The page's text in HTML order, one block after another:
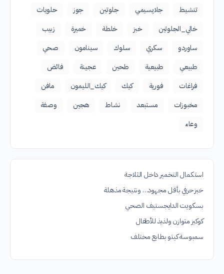
تنشيط
جلايسيمي جلوتين جوز
حلويات
خالي_الجلوتين
خبز خلطة خميرة
زبيب
ساوردو
سكري سلوك سينامون
صحي
طبيعي
طبيعية طحين عجينة
فائض
فراغات
فورية كيك كيك_الليمون
مافن
مخبوزات
مستبعد نشاط هجين
وصفة
وعاء
استكمال التخمير داخل الثلاجة
خبز حرفي بأقل مجهود… ونتيجة مذهلة
بسكويت الدايجستيف الصحي
كوكيز متوازن ولذيذ للأطفال
سمبوسة كيتو بطابع مختلف